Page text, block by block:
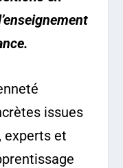
issues
experts et